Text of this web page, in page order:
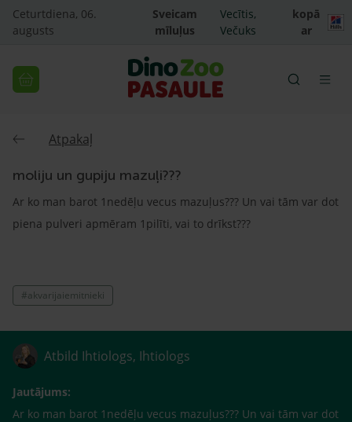
Ceturtdiena, 06.
augusts
Sveicam
mīluļus
Vecītis,
Večuks
kopā
ar
Atpakaļ
moliju un gupiju mazuļi???
Ar ko man barot 1nedēļu vecus mazuļus??? Un vai tām var dot
piena pulveri apmēram 1pilīti, vai to drīkst???
#akvarijaiemitnieki
Atbild Ihtiologs, Ihtiologs
Jautājums:
Ar ko man barot 1nedēļu vecus mazuļus??? Un vai tām var dot